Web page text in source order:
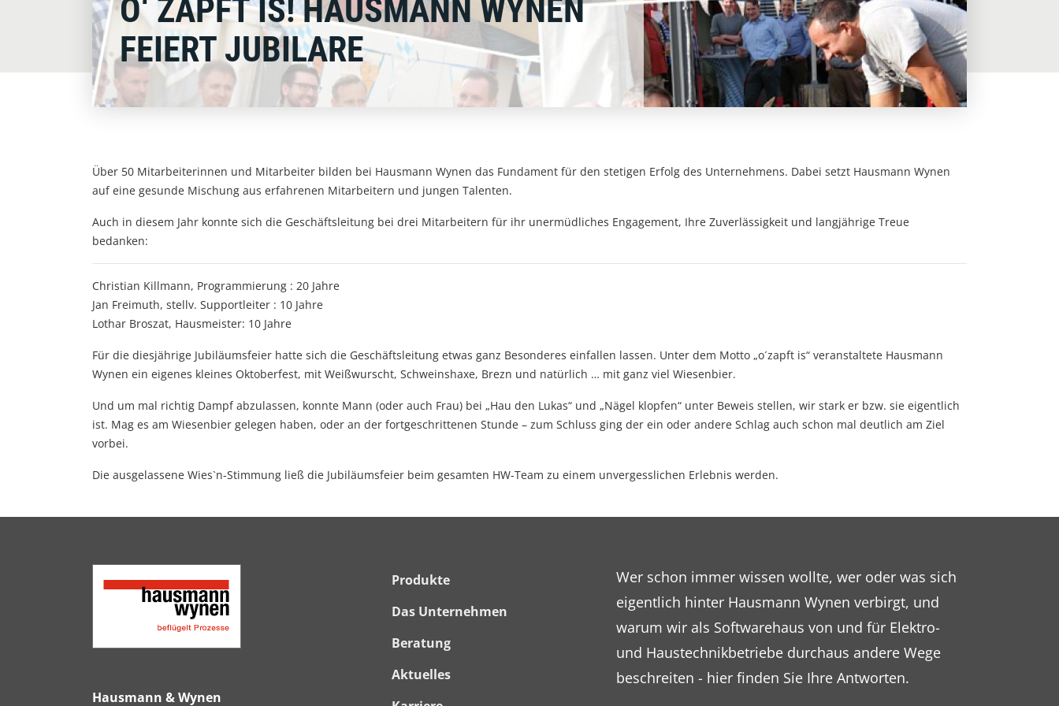
O‘ ZAPFT IS! HAUSMANN WYNEN
FEIERT JUBILARE
Über 50 Mitarbeiterinnen und Mitarbeiter bilden bei Hausmann Wynen das Fundament für den stetigen Erfolg des Unternehmens. Dabei setzt Hausmann Wynen
auf eine gesunde Mischung aus erfahrenen Mitarbeitern und jungen Talenten.
Auch in diesem Jahr konnte sich die Geschäftsleitung bei drei Mitarbeitern für ihr unermüdliches Engagement, Ihre Zuverlässigkeit und langjährige Treue
bedanken:
Christian Killmann, Programmierung : 20 Jahre
Jan Freimuth, stellv. Supportleiter : 10 Jahre
Lothar Broszat, Hausmeister: 10 Jahre
Für die diesjährige Jubiläumsfeier hatte sich die Geschäftsleitung etwas ganz Besonderes einfallen lassen. Unter dem Motto „o´zapft is“ veranstaltete Hausmann
Wynen ein eigenes kleines Oktoberfest, mit Weißwurscht, Schweinshaxe, Brezn und natürlich … mit ganz viel Wiesenbier.
Und um mal richtig Dampf abzulassen, konnte Mann (oder auch Frau) bei „Hau den Lukas“ und „Nägel klopfen“ unter Beweis stellen, wir stark er bzw. sie eigentlich
ist. Mag es am Wiesenbier gelegen haben, oder an der fortgeschrittenen Stunde – zum Schluss ging der ein oder andere Schlag auch schon mal deutlich am Ziel
vorbei.
Die ausgelassene Wies`n-Stimmung ließ die Jubiläumsfeier beim gesamten HW-Team zu einem unvergesslichen Erlebnis werden.
Hausmann & Wynen
Footer
Menü
Produkte
Das Unternehmen
Beratung
Aktuelles
Wer schon immer wissen wollte, wer oder was sich
eigentlich hinter Hausmann Wynen verbirgt, und
warum wir als Softwarehaus von und für Elektro-
und Haustechnikbetriebe durchaus andere Wege
beschreiten - hier finden Sie Ihre Antworten.